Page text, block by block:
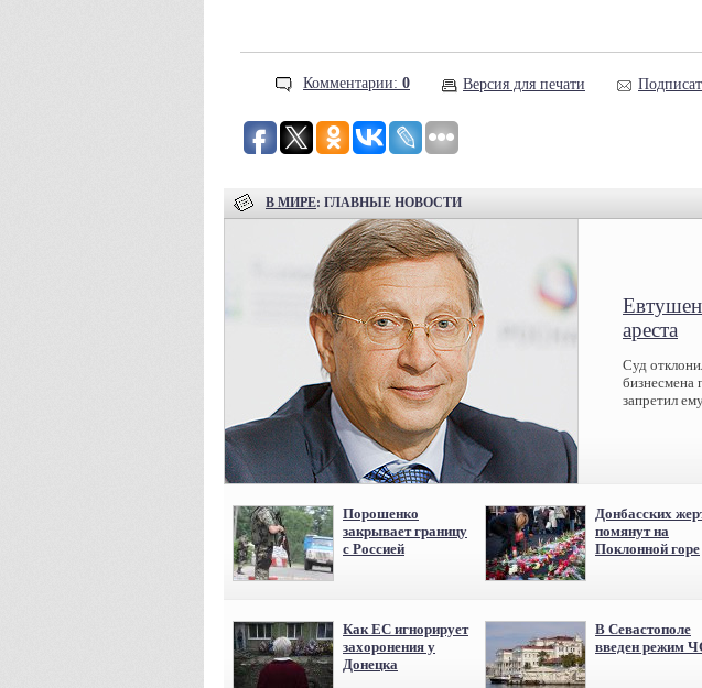
Комментарии: 0 Версия для печати
В МИРЕ: ГЛАВНЫЕ НОВОСТИ
ареста
Суд
бизнесмена
запретил
Порошенко
закрывает границу
с Россией
Донбасских
помянут на
Поклонной горе
Как ЕС игнорирует
захоронения у
Донецка
В Севастополе
введен режим